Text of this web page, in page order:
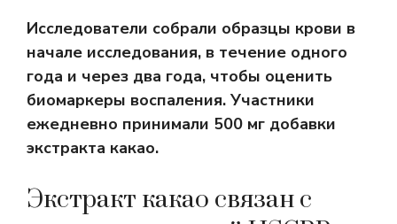
Исследователи собрали образцы крови в
начале исследования, в течение одного
года и через два года, чтобы оценить
биомаркеры воспаления. Участники
ежедневно принимали 500 мг добавки
экстракта какао.
Экстракт какао связан с